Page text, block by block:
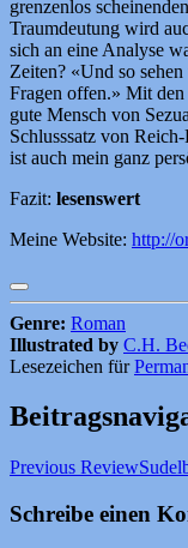
grenzenlos
Traumdeutung wird
sich an eine Analyse
Zeiten? «Und so
Fragen offen.» Mit
gute Mensch von
Schlusssatz von
ist auch mein ganz
Fazit: lesenswert
Meine Website: http://
Genre: Roman
Illustrated by C.H.
Lesezeichen für
Previous Review
Schreibe einen